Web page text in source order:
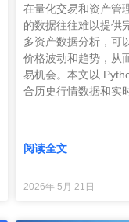
在量化交易和资产管
的数据往往难以提供
多资产数据分析，可
价格波动和趋势，从
易机会。本文以
合历史行情数据和实
阅读全文
2026年 5月 21日